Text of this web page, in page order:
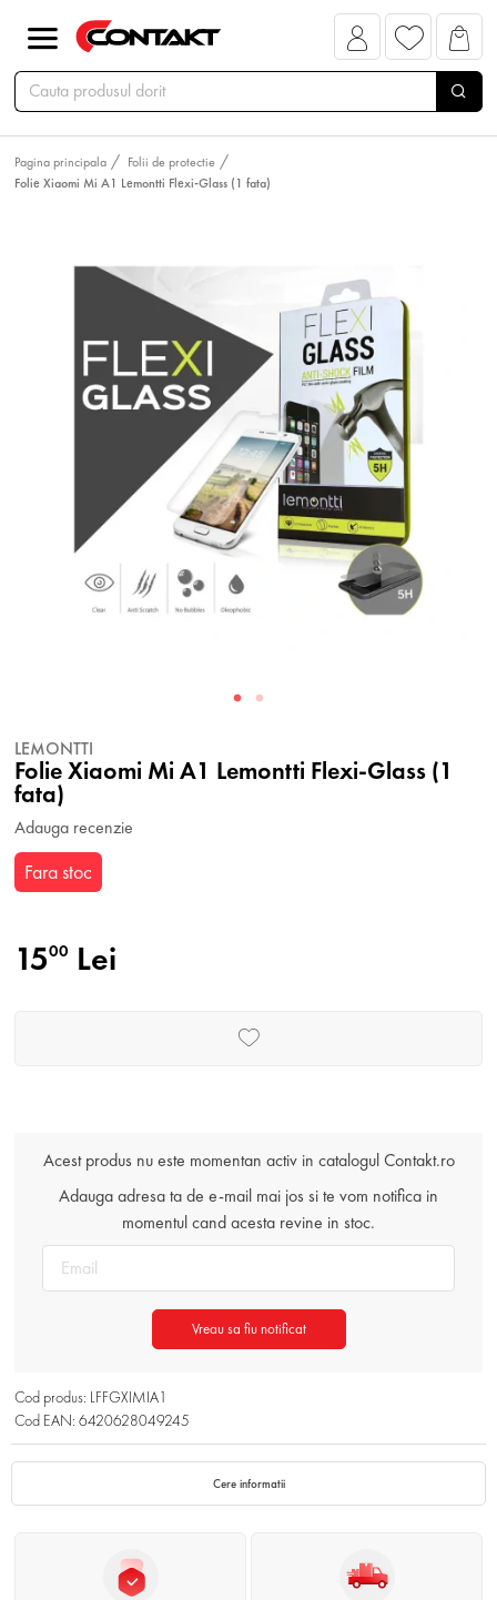
Pagina principala
Folii de protectie
Folie Xiaomi Mi A1 Lemontti Flexi-Glass (1 fata)
LEMONTTI
Folie Xiaomi Mi A1 Lemontti Flexi-Glass (1
fata)
Adauga recenzie
Fara stoc
1500 Lei
Acest produs nu este momentan activ in catalogul Contakt.ro
Adauga adresa ta de e-mail mai jos si te vom notifica in
momentul cand acesta revine in stoc.
Vreau sa fiu notificat
Cod produs: LFFGXIMIA1
Cod EAN: 6420628049245
Cere informatii